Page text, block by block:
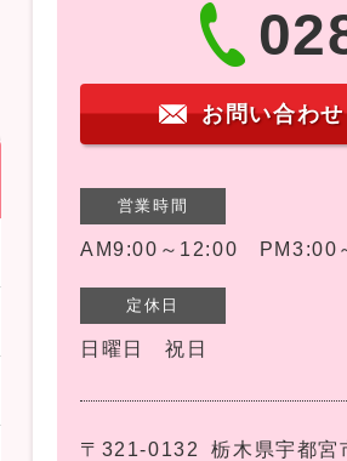
お問い合わせ
営業時間
AM9:00～12:00 PM3:00
定休日
日曜日 祝日
〒321-0132 栃木県宇都宮